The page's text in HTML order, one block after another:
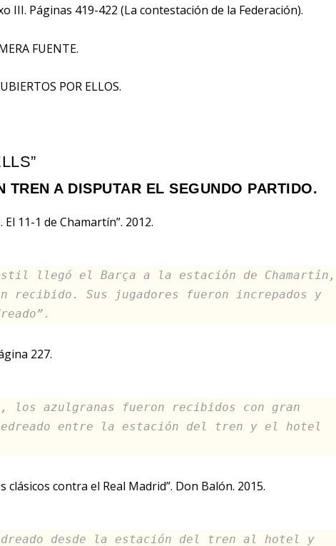
III. Páginas 419-422 (La contestación de la Federación).
FUENTE.
POR ELLOS.
TREN A DISPUTAR EL SEGUNDO PARTIDO.
11-1 de Chamartín”. 2012.
llegó el Barça a la estación de Chamartín,
recibido. Sus jugadores fueron increpados y
227.
los azulgranas fueron recibidos con gran
entre la estación del tren y el hotel
contra el Real Madrid”. Don Balón. 2015.
desde la estación del tren al hotel y